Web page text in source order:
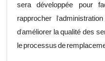
sera développée pour
rapprocher
d'améliorer la qualité des
le processus de